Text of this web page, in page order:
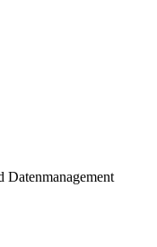
Datenmanagement